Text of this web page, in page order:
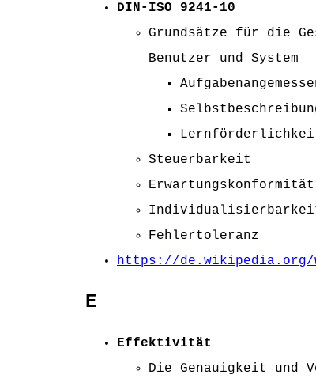
DIN-ISO 9241-10
Grundsätze für die
Benutzer und System
Steuerbarkeit
Erwartungskonformität
Fehlertoleranz
https://de.wikipedia.org/
E
Effektivität
Die Genauigkeit